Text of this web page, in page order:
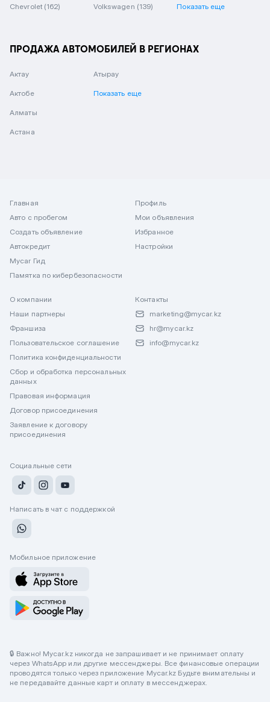
Chevrolet (162) Volkswagen (139) Показать еще
ПРОДАЖА АВТОМОБИЛЕЙ В РЕГИОНАХ
Актау
Актобе
Алматы
Астана
Атырау
Показать еще
Главная
Авто с пробегом
Создать объявление
Автокредит
Mycar Гид
Памятка по кибербезопасности
Профиль
Мои объявления
Избранное
Настройки
О компании
Наши партнеры
Франшиза
Пользовательское соглашение
Политика конфиденциальности
Сбор и обработка персональных
данных
Правовая информация
Договор присоединения
Заявление к договору
присоединения
Контакты
marketing@mycar.kz
hr@mycar.kz
info@mycar.kz
Социальные сети
Написать в чат с поддержкой
Мобильное приложение
🔒 Важно! Mycar.kz никогда не запрашивает и не принимает оплату
через WhatsApp или другие мессенджеры. Все финансовые операции
проводятся только через приложение Mycar.kz Будьте внимательны и
не передавайте данные карт и оплату в мессенджерах.